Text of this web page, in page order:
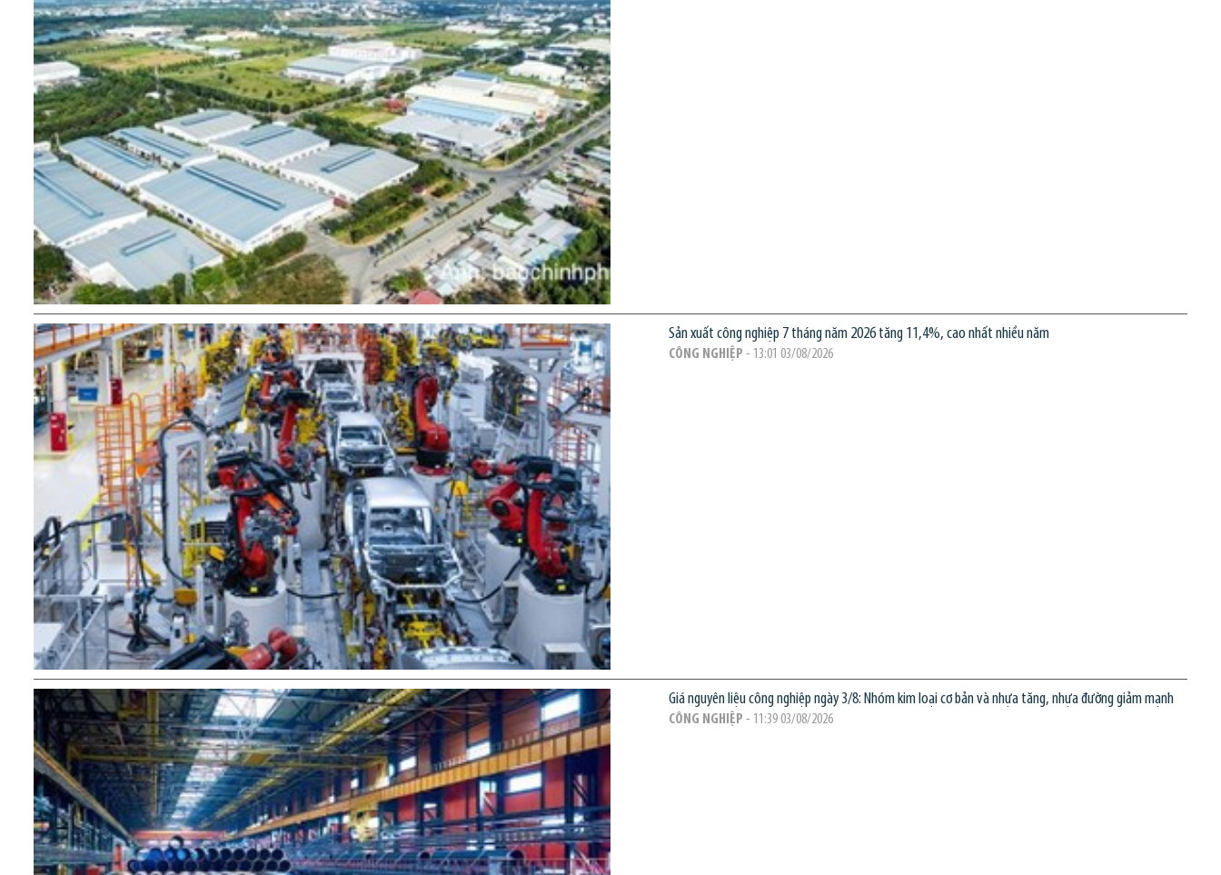
Sản xuất công nghiệp 7 tháng năm 2026 tăng 11,4%, cao nhất nhiều năm
CÔNG NGHIỆP - 13:01 03/08/2026
Giá nguyên liệu công nghiệp ngày 3/8: Nhóm kim loại cơ bản và nhựa tăng, nhựa đường giảm mạnh
CÔNG NGHIỆP - 11:39 03/08/2026